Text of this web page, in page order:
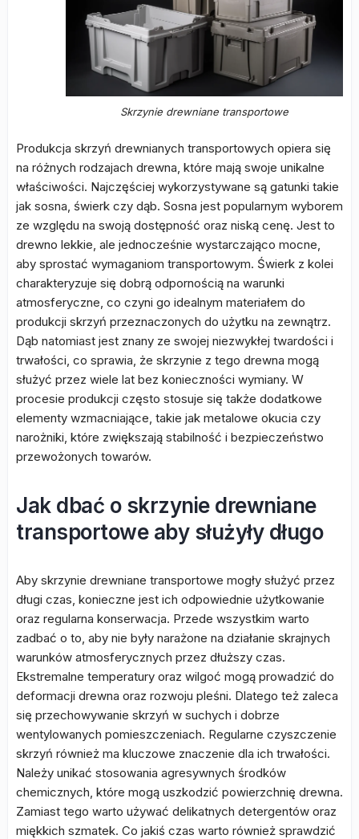
Skrzynie drewniane transportowe
Produkcja skrzyń drewnianych transportowych opiera się
na różnych rodzajach drewna, które mają swoje unikalne
właściwości. Najczęściej wykorzystywane są gatunki takie
jak sosna, świerk czy dąb. Sosna jest popularnym wyborem
ze względu na swoją dostępność oraz niską cenę. Jest to
drewno lekkie, ale jednocześnie wystarczająco mocne,
aby sprostać wymaganiom transportowym. Świerk z kolei
charakteryzuje się dobrą odpornością na warunki
atmosferyczne, co czyni go idealnym materiałem do
produkcji skrzyń przeznaczonych do użytku na zewnątrz.
Dąb natomiast jest znany ze swojej niezwykłej twardości i
trwałości, co sprawia, że skrzynie z tego drewna mogą
służyć przez wiele lat bez konieczności wymiany. W
procesie produkcji często stosuje się także dodatkowe
elementy wzmacniające, takie jak metalowe okucia czy
narożniki, które zwiększają stabilność i bezpieczeństwo
przewożonych towarów.
Jak dbać o skrzynie drewniane
transportowe aby służyły długo
Aby skrzynie drewniane transportowe mogły służyć przez
długi czas, konieczne jest ich odpowiednie użytkowanie
oraz regularna konserwacja. Przede wszystkim warto
zadbać o to, aby nie były narażone na działanie skrajnych
warunków atmosferycznych przez dłuższy czas.
Ekstremalne temperatury oraz wilgoć mogą prowadzić do
deformacji drewna oraz rozwoju pleśni. Dlatego też zaleca
się przechowywanie skrzyń w suchych i dobrze
wentylowanych pomieszczeniach. Regularne czyszczenie
skrzyń również ma kluczowe znaczenie dla ich trwałości.
Należy unikać stosowania agresywnych środków
chemicznych, które mogą uszkodzić powierzchnię drewna.
Zamiast tego warto używać delikatnych detergentów oraz
miękkich szmatek. Co jakiś czas warto również sprawdzić